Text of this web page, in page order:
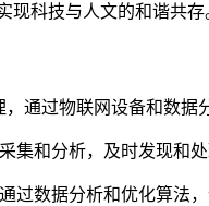
科技与人文的和谐共存
通过物联网设备和数据
和分析，及时发现和
数据分析和优化算法